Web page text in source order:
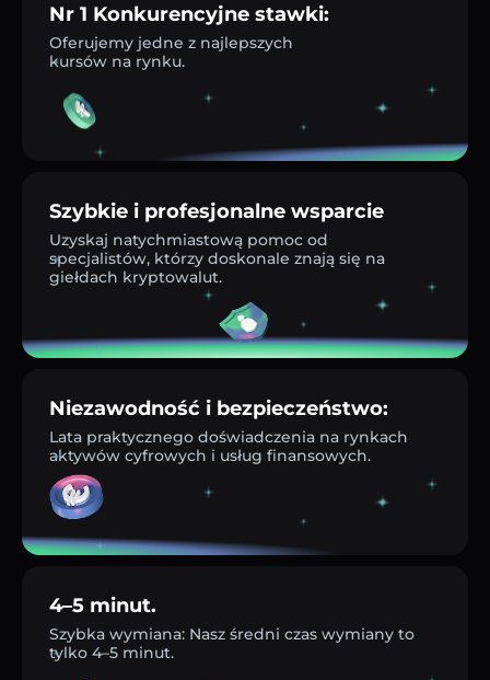
Nr 1 Konkurencyjne stawki:
Oferujemy jedne z najlepszych
kursów na rynku.
Szybkie i profesjonalne wsparcie
Uzyskaj natychmiastową pomoc od
specjalistów, którzy doskonale znają się na
giełdach kryptowalut.
Niezawodność i bezpieczeństwo:
Lata praktycznego doświadczenia na rynkach
aktywów cyfrowych i usług finansowych.
4–5 minut.
Szybka wymiana: Nasz średni czas wymiany to
tylko 4–5 minut.